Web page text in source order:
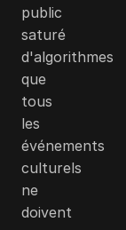
public
saturé
d'algorithmes
que
tous
les
événements
culturels
ne
doivent